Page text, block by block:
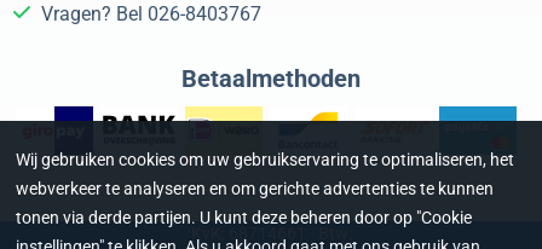
Vragen? Bel 026-8403767
Betaalmethoden
Wij gebruiken cookies om uw gebruikservaring te optimaliseren, het
webverkeer te analyseren en om gerichte advertenties te kunnen
tonen via derde partijen. U kunt deze beheren door op "Cookie